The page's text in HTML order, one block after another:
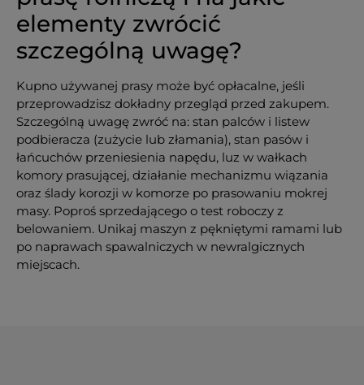
elementy zwrócić
szczególną uwagę?
Kupno używanej prasy może być opłacalne, jeśli
przeprowadzisz dokładny przegląd przed zakupem.
Szczególną uwagę zwróć na: stan palców i listew
podbieracza (zużycie lub złamania), stan pasów i
łańcuchów przeniesienia napędu, luz w wałkach
komory prasującej, działanie mechanizmu wiązania
oraz ślady korozji w komorze po prasowaniu mokrej
masy. Poproś sprzedającego o test roboczy z
belowaniem. Unikaj maszyn z pękniętymi ramami lub
po naprawach spawalniczych w newralgicznych
miejscach.